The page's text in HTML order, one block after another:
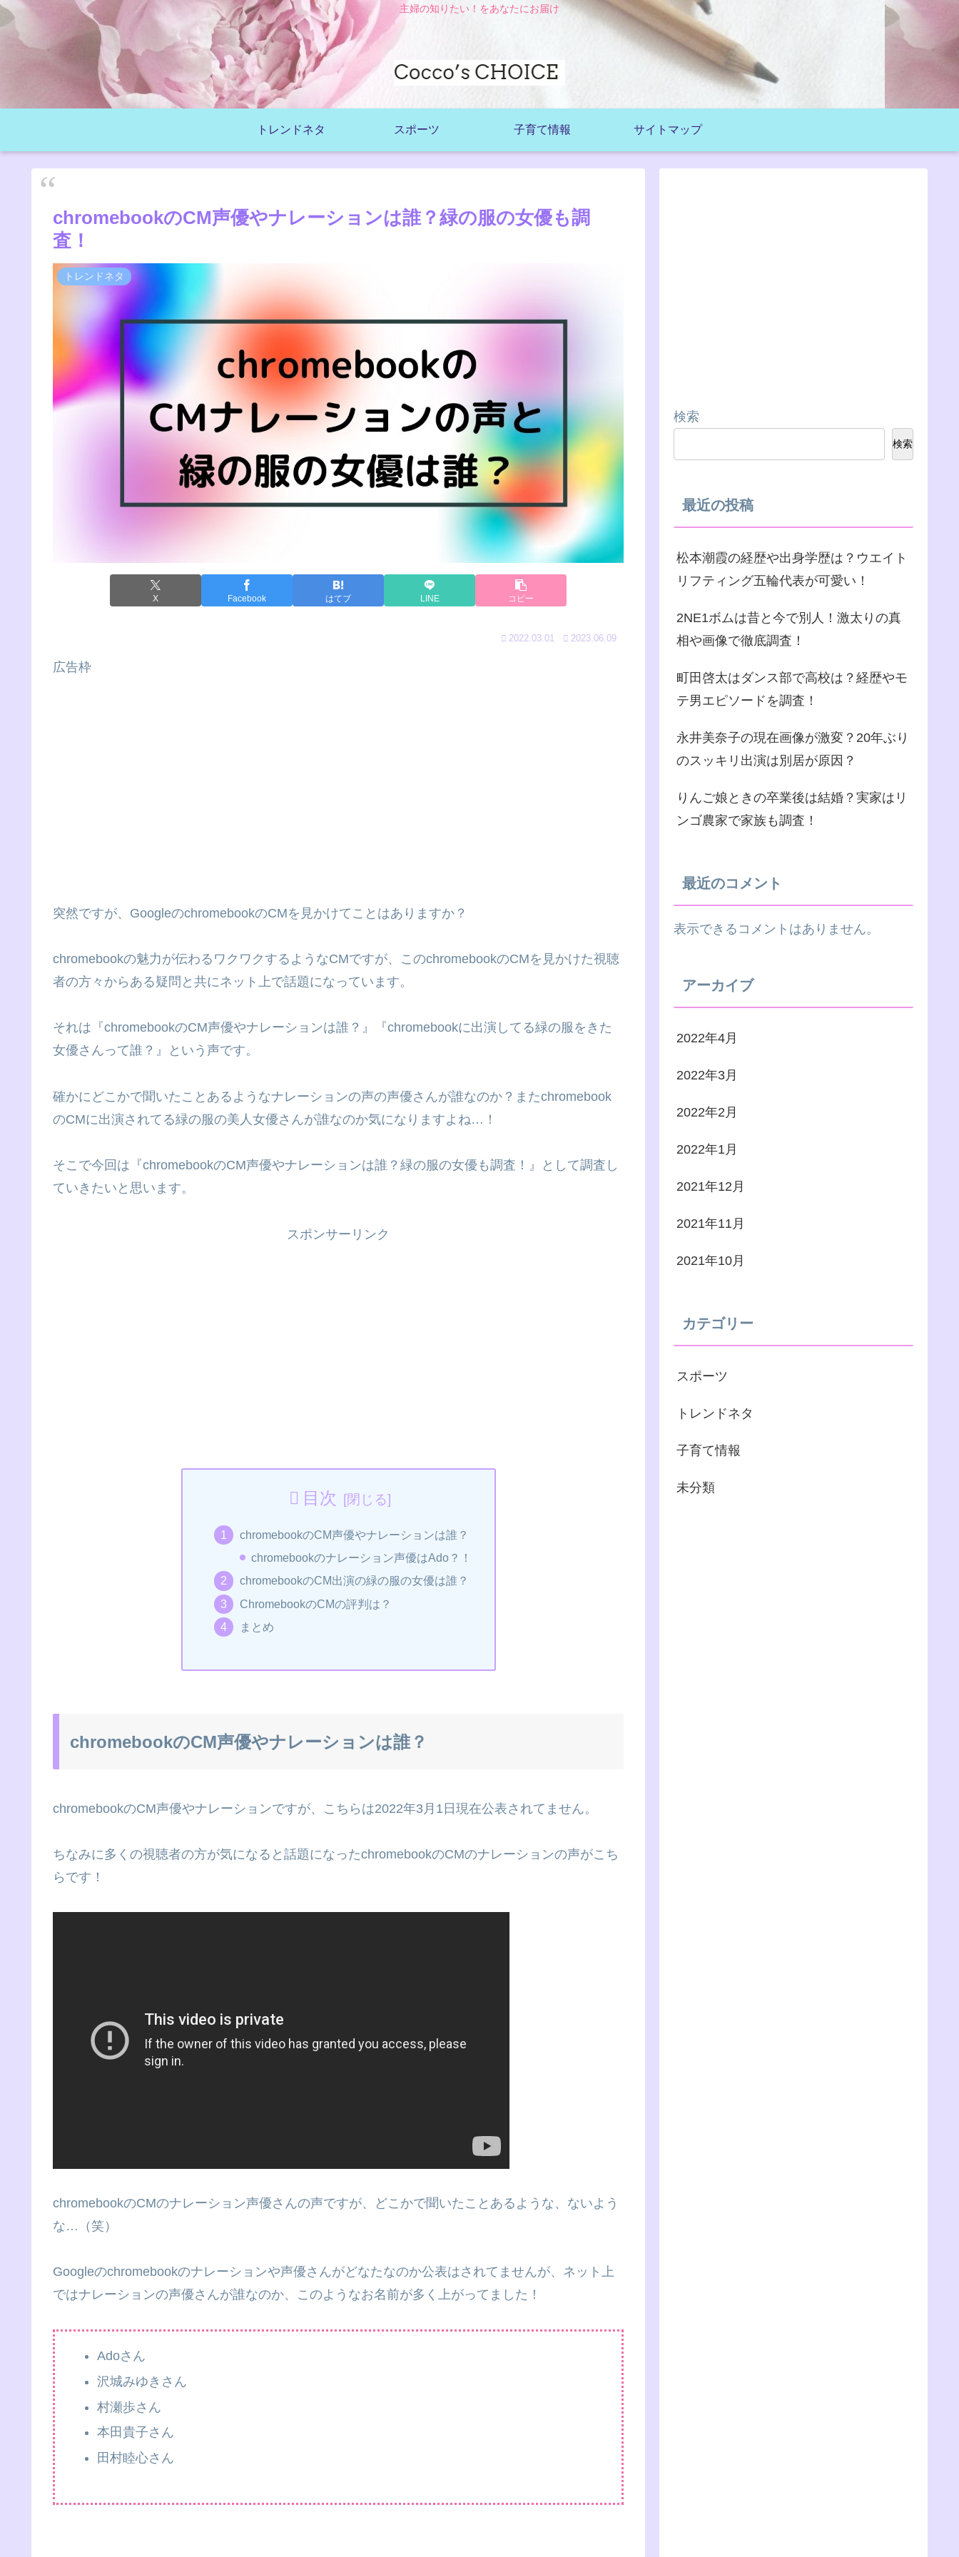
主婦の知りたい！をあなたにお届け
トレンドネタ スポーツ 子育て情報 サイトマップ
chromebookのCM声優やナレーションは誰？緑の服の女優も調
査！
トレンドネタ
X Facebook はてブ LINE コピー
2022.03.01 2023.06.09
広告枠
突然ですが、GoogleのchromebookのCMを見かけてことはありますか？
chromebookの魅力が伝わるワクワクするようなCMですが、このchromebookのCMを見かけた視聴
者の方々からある疑問と共にネット上で話題になっています。
それは『chromebookのCM声優やナレーションは誰？』『chromebookに出演してる緑の服をきた
女優さんって誰？』という声です。
確かにどこかで聞いたことあるようなナレーションの声の声優さんが誰なのか？またchromebook
のCMに出演されてる緑の服の美人女優さんが誰なのか気になりますよね…！
そこで今回は『chromebookのCM声優やナレーションは誰？緑の服の女優も調査！』として調査し
ていきたいと思います。
スポンサーリンク
目次
chromebookのCM声優やナレーションは誰？
chromebookのナレーション声優はAdo？！
chromebookのCM出演の緑の服の女優は誰？
ChromebookのCMの評判は？
まとめ
chromebookのCM声優やナレーションは誰？
chromebookのCM声優やナレーションですが、こちらは2022年3月1日現在公表されてません。
ちなみに多くの視聴者の方が気になると話題になったchromebookのCMのナレーションの声がこち
らです！
chromebookのCMのナレーション声優さんの声ですが、どこかで聞いたことあるような、ないよう
な…（笑）
Googleのchromebookのナレーションや声優さんがどなたなのか公表はされてませんが、ネット上
ではナレーションの声優さんが誰なのか、このようなお名前が多く上がってました！
Adoさん
沢城みゆきさん
村瀬歩さん
本田貴子さん
田村睦心さん
検索
検索
最近の投稿
松本潮霞の経歴や出身学歴は？ウエイト
リフティング五輪代表が可愛い！
2NE1ボムは昔と今で別人！激太りの真
相や画像で徹底調査！
町田啓太はダンス部で高校は？経歴やモ
テ男エピソードを調査！
永井美奈子の現在画像が激変？20年ぶり
のスッキリ出演は別居が原因？
りんご娘ときの卒業後は結婚？実家はリ
ンゴ農家で家族も調査！
最近のコメント
表示できるコメントはありません。
アーカイブ
2022年4月
2022年3月
2022年2月
2022年1月
2021年12月
2021年11月
2021年10月
カテゴリー
スポーツ
トレンドネタ
子育て情報
未分類